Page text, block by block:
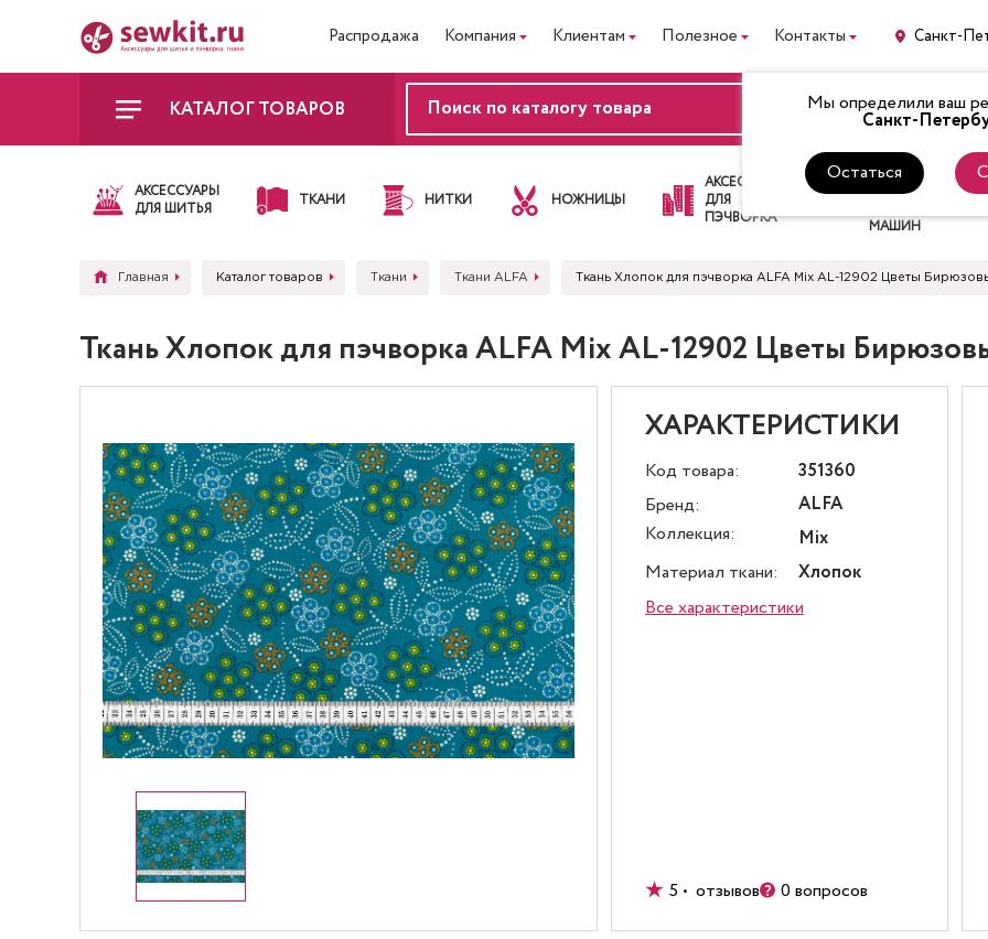
Распродажа Компания Клиентам Полезное Контакты Санкт-
Мы определили ваш
Санкт-
Остаться
КАТАЛОГ ТОВАРОВ ВХОД
АКСЕССУАРЫ
ДЛЯ ШИТЬЯ
ТКАНИ НИТКИ НОЖНИЦЫ
АКСЕССУАРЫ
ДЛЯ
ПЭЧВОРКА
ЛАПКИ
ДЛЯ
МАШИН
Главная Каталог товаров Ткани Ткани ALFA Ткань Хлопок для пэчворка ALFA Mix AL-12902 Цветы
Ткань Хлопок для пэчворка ALFA Mix AL-12902 Цветы
ХАРАКТЕРИСТИКИ
Код товара:
351360
Бренд:
ALFA
Коллекция:
Mix
Материал ткани:
Хлопок
Все характеристики
5 • отзывов 0 вопросов